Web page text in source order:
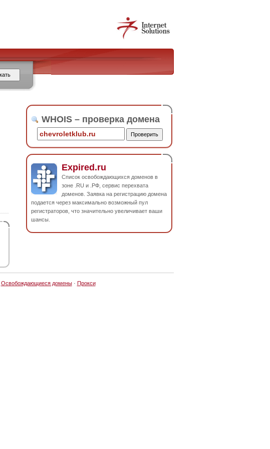
WHOIS – проверка домена
Expired.ru
Список освобождающихся доменов в
зоне .RU и .РФ, сервис перехвата
доменов. Заявка на регистрацию домена
подается через максимально возможный пул
регистраторов, что значительно увеличивает ваши
шансы.
Освобождающиеся домены· Прокси